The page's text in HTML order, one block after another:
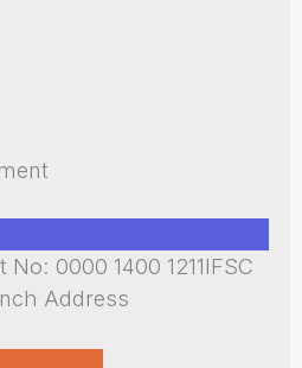
0000 1400 1211IFSC
Address